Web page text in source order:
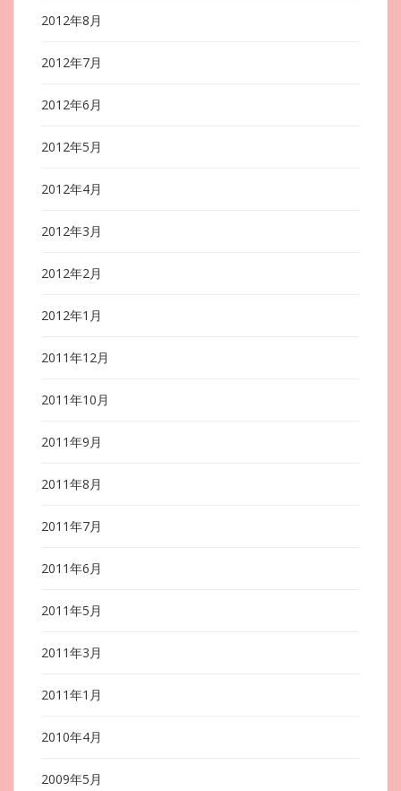
2012年8月
2012年7月
2012年6月
2012年5月
2012年4月
2012年3月
2012年2月
2012年1月
2011年12月
2011年10月
2011年9月
2011年8月
2011年7月
2011年6月
2011年5月
2011年3月
2011年1月
2010年4月
2009年5月